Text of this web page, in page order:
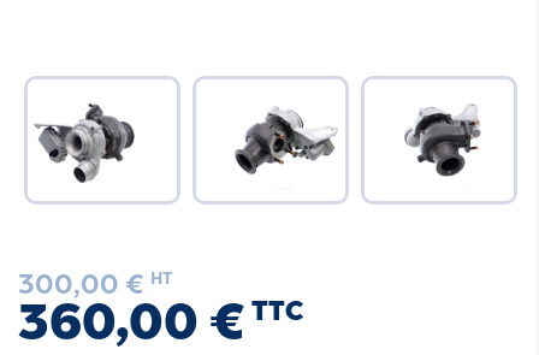
300,00 € HT
360,00 € TTC